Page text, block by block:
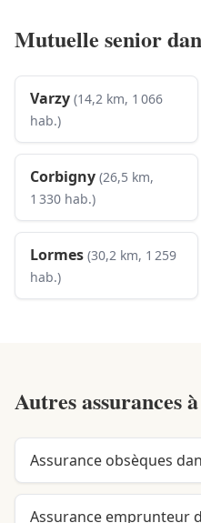
Mutuelle senior
Varzy (14,2 km, 1 066
hab.)
Corbigny (26,5 km,
1 330 hab.)
Lormes (30,2 km, 1 259
hab.)
Autres assurances à
Assurance obsèques
Assurance emprunteur